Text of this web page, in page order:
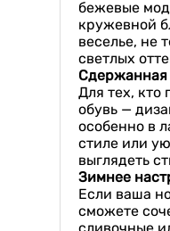
бежевые
кружевной
веселье, не
светлых
Сдержанная
Для тех,
обувь —
особенно в
стиле или
выглядеть
Зимнее
Если ваша
сможете